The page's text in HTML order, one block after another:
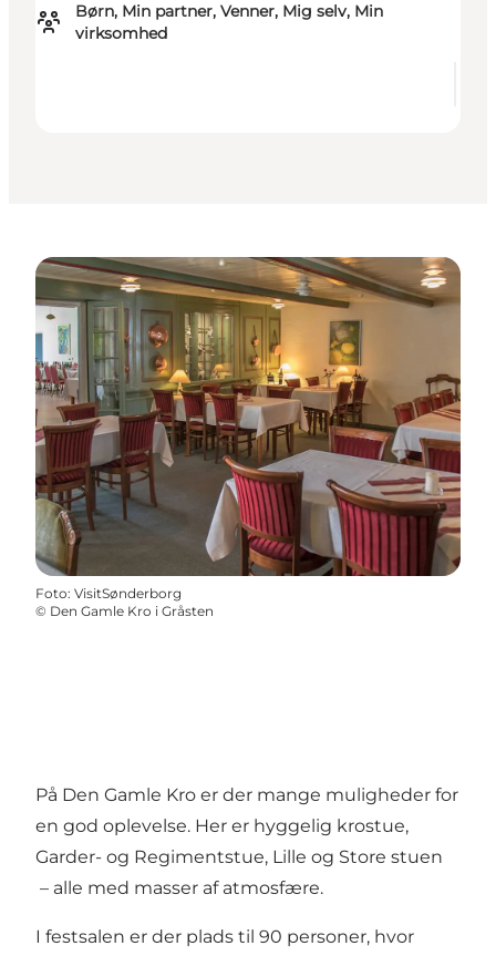
Børn, Min partner, Venner, Mig selv, Min
virksomhed
Foto: VisitSønderborg
© Den Gamle Kro i Gråsten
På Den Gamle Kro er der mange muligheder for
en god oplevelse. Her er hyggelig krostue,
Garder- og Regimentstue, Lille og Store stuen
– alle med masser af atmosfære.
I festsalen er der plads til 90 personer, hvor